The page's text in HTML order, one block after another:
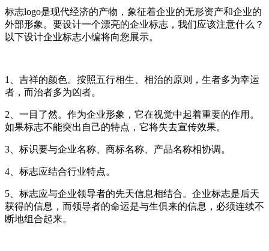
标志logo是现代经济的产物，象征着企业的无形资产和企业的
外部形象。要设计一个漂亮的企业标志，我们应该注意什么？
以下设计企业标志小编将向您展示。
1、吉祥的颜色。按照五行相生、相治的原则，生者多为幸运
者，而治者多为凶者。
2、一目了然。作为企业形象，它在视觉中起着重要的作用。
如果标志不能突出自己的特点，它将失去宣传效果。
3、标识要与企业名称、商标名称、产品名称相协调。
4、标志应结合行业特点。
5、标志应与企业领导者的先天信息相结合。企业标志是后天
获得的信息，而领导者的命运是与生俱来的信息，必须连续不
断地组合起来。